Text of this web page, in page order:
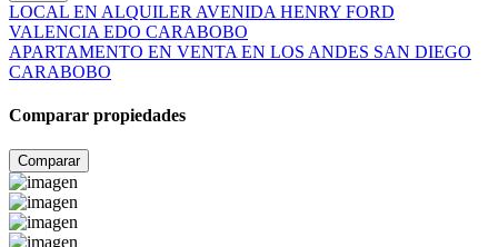
LOCAL EN ALQUILER AVENIDA HENRY FORD
VALENCIA EDO CARABOBO
APARTAMENTO EN VENTA EN LOS ANDES SAN DIEGO
CARABOBO
Comparar propiedades
Comparar